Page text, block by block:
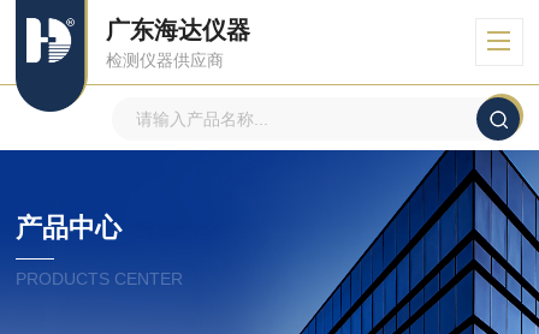
广东海达仪器
检测仪器供应商
产品中心
PRODUCTS CENTER